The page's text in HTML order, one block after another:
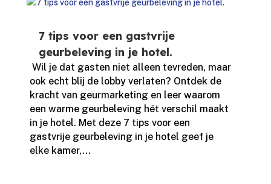
7 tips voor een gastvrije
geurbeleving in je hotel.
​ Wil je dat gasten niet alleen tevreden, maar
ook echt blij de lobby verlaten? Ontdek de
kracht van geurmarketing en leer waarom
een warme geurbeleving hét verschil maakt
in je hotel.​ Met deze 7 tips voor een
gastvrije geurbeleving in je hotel geef je
elke kamer,...